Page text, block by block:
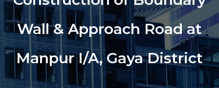
Wall & Approach Road at
Manpur I/A, Gaya District